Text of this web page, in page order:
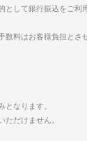
として銀行振込をご利
料はお客様負担とさ
となります。
ただけません。